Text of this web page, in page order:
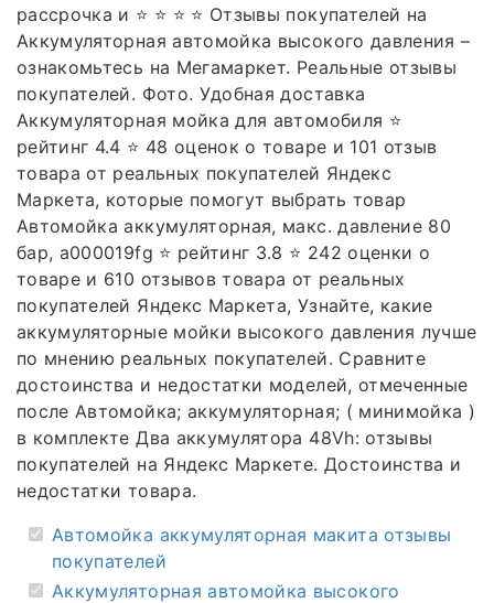
рассрочка и ⭐ ⭐ ⭐ ⭐ Отзывы покупателей на
Аккумуляторная автомойка высокого давления –
ознакомьтесь на Мегамаркет. Реальные отзывы
покупателей. Фото. Удобная доставка
Аккумуляторная мойка для автомобиля ⭐️
рейтинг 4.4 ⭐️ 48 оценок о товаре и 101 отзыв
товара от реальных покупателей Яндекс
Маркета, которые помогут выбрать товар
Автомойка аккумуляторная, макс. давление 80
бар, a000019fg ⭐️ рейтинг 3.8 ⭐️ 242 оценки о
товаре и 610 отзывов товара от реальных
покупателей Яндекс Маркета, Узнайте, какие
аккумуляторные мойки высокого давления лучше
по мнению реальных покупателей. Сравните
достоинства и недостатки моделей, отмеченные
после Автомойка; аккумуляторная; ( минимойка )
в комплекте Два аккумулятора 48Vh: отзывы
покупателей на Яндекс Маркете. Достоинства и
недостатки товара.
Автомойка аккумуляторная макита отзывы
покупателей
Аккумуляторная автомойка высокого